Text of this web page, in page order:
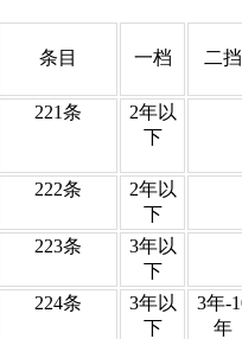
条目 一档 二挡
221条
2年以
下
222条
2年以
下
223条
3年以
下
224条
3年以
下
3年-
年